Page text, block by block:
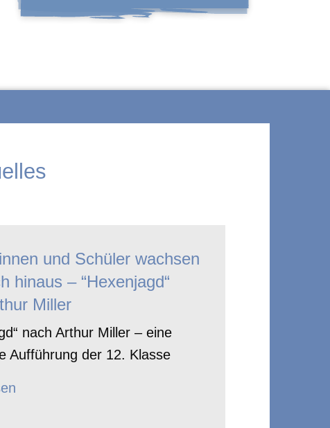
und Schüler wachsen
hinaus – “Hexenjagd“
Miller
nach Arthur Miller – eine
Aufführung der 12. Klasse